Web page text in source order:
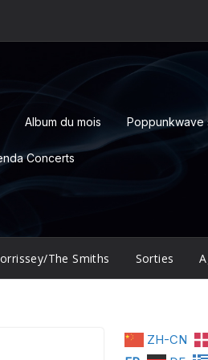
Album du mois Poppunkwave
Concerts
The Smiths Sorties
ZH-CN